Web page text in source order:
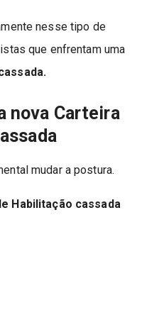
nesse tipo de
que enfrentam uma
nova Carteira
mudar a postura.
Habilitação cassada